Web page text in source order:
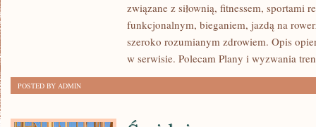
związane z siłownią, fitnessem, sportami
funkcjonalnym, bieganiem, jazdą na
szeroko rozumianym zdrowiem. Opis
w serwisie. Polecam Plany i wyzwania
POSTED BY ADMIN